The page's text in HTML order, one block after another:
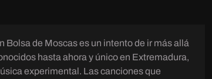
Bolsa de Moscas es un intento de ir más allá
hasta ahora y único en Extremadura,
experimental. Las canciones que